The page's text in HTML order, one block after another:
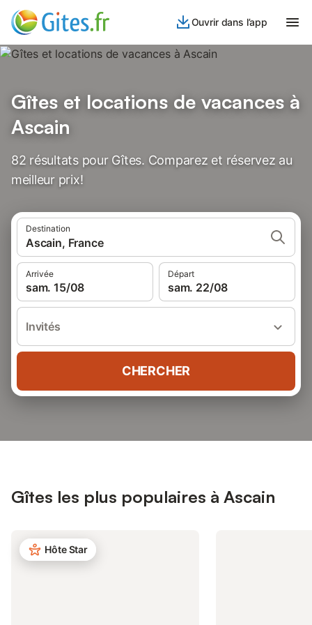
Ouvrir dans l’app
Gîtes et locations de vacances à
Ascain
82 résultats pour Gîtes. Comparez et réservez au
meilleur prix!
Destination
Ascain, France
Arrivée
sam. 15/08
Départ
sam. 22/08
Invités
CHERCHER
Gîtes les plus populaires à Ascain
Hôte Star